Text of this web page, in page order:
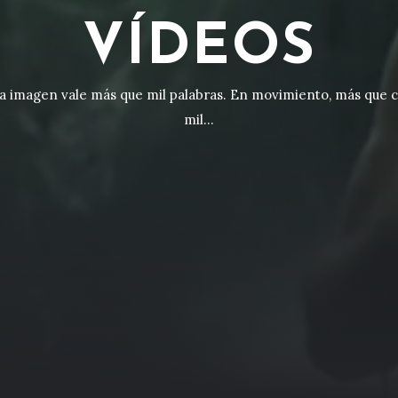
VÍDEOS
imagen vale más que mil palabras. En movimiento, más que
mil…